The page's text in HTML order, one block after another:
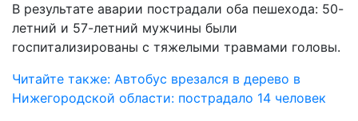
В результате аварии пострадали оба пешехода: 50-
летний и 57-летний мужчины были
госпитализированы с тяжелыми травмами головы.
Читайте также: Автобус врезался в дерево в
Нижегородской области: пострадало 14 человек